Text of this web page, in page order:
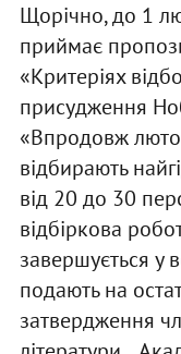
Щорічно, до 1
приймає
«Критеріях
присудження
«Впродовж
відбирають
від 20 до 30
відбіркова
завершується у
подають на
затвердження